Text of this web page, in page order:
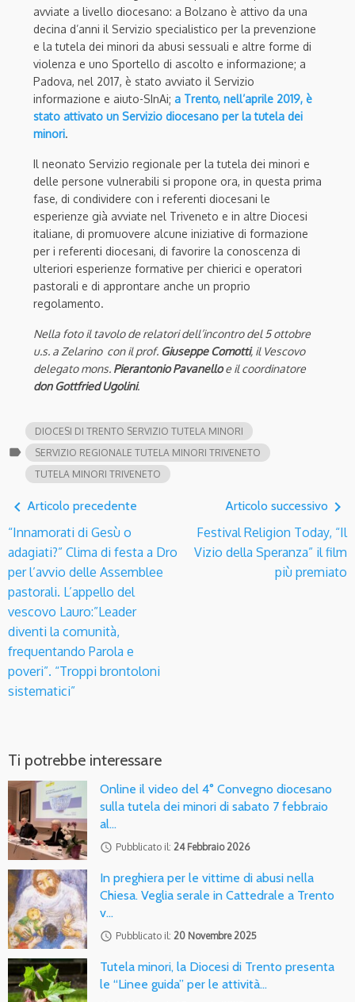
avviate a livello diocesano: a Bolzano è attivo da una
decina d’anni il Servizio specialistico per la prevenzione
e la tutela dei minori da abusi sessuali e altre forme di
violenza e uno Sportello di ascolto e informazione; a
Padova, nel 2017, è stato avviato il Servizio
informazione e aiuto-SInAi; a Trento, nell’aprile 2019, è
stato attivato un Servizio diocesano per la tutela dei
minori.
Il neonato Servizio regionale per la tutela dei minori e
delle persone vulnerabili si propone ora, in questa prima
fase, di condividere con i referenti diocesani le
esperienze già avviate nel Triveneto e in altre Diocesi
italiane, di promuovere alcune iniziative di formazione
per i referenti diocesani, di favorire la conoscenza di
ulteriori esperienze formative per chierici e operatori
pastorali e di approntare anche un proprio
regolamento.
Nella foto il tavolo de relatori dell’incontro del 5 ottobre
u.s. a Zelarino con il prof. Giuseppe Comotti, il Vescovo
delegato mons. Pierantonio Pavanelloe il coordinatore
don Gottfried Ugolini.
label
DIOCESI DI TRENTO SERVIZIO TUTELA MINORI
SERVIZIO REGIONALE TUTELA MINORI TRIVENETO
TUTELA MINORI TRIVENETO
navigate_before Articolo precedente
“Innamorati di Gesù o
adagiati?” Clima di festa a Dro
per l’avvio delle Assemblee
pastorali. L’appello del
vescovo Lauro:”Leader
diventi la comunità,
frequentando Parola e
poveri”. “Troppi brontoloni
sistematici”
Articolo successivo navigate_next
Festival Religion Today, “Il
Vizio della Speranza” il film
più premiato
Ti potrebbe interessare
Online il video del 4° Convegno diocesano
sulla tutela dei minori di sabato 7 febbraio
al…
access_time Pubblicato il: 24 Febbraio 2026
In preghiera per le vittime di abusi nella
Chiesa. Veglia serale in Cattedrale a Trento
v…
access_time Pubblicato il: 20 Novembre 2025
Tutela minori, la Diocesi di Trento presenta
le “Linee guida” per le attività…